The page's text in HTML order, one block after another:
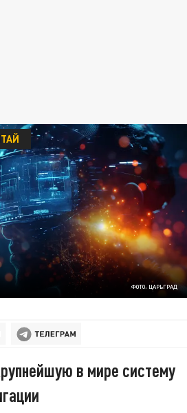
ФОТО: ЦАРЬГРАД
в мире систему